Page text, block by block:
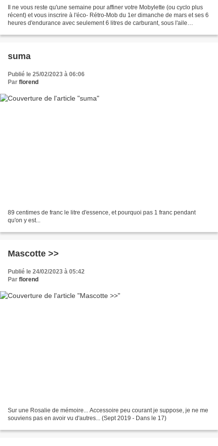
Il ne vous reste qu'une semaine pour affiner votre Mobylette (ou cyclo plus
récent) et vous inscrire à l'éco- Rétro-Mob du 1er dimanche de mars et ses 6
heures d'endurance avec seulement 6 litres de carburant, sous l'aile
suma
Publié le 25/02/2023 à 06:06
Par florend
89 centimes de franc le litre d'essence, et pourquoi pas 1 franc pendant
qu'on y est...
Mascotte >>
Publié le 24/02/2023 à 05:42
Par florend
Sur une Rosalie de mémoire... Accessoire peu courant je suppose, je ne me
souviens pas en avoir vu d'autres... (Sept 2019 - Dans le 17)